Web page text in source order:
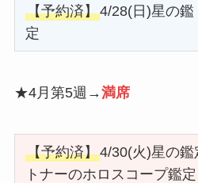
【予約済】4/28(日)星の鑑
定
★4月第5週→満席
【予約済】4/30(火)星の鑑
トナーのホロスコープ鑑定